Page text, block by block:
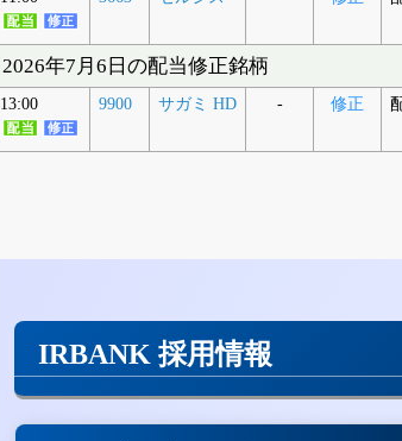
2026年7月6日の配当修正銘柄
13:00 9900 サガミ HD - 修正
IRBANK 採用情報